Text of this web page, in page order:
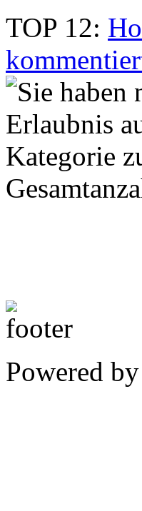
TOP 12:
Powered by